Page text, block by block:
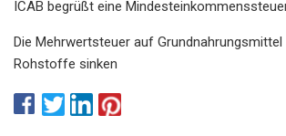
ICAB begrüßt eine
Die Mehrwertsteuer auf Grundnahrungsmittel
Rohstoffe sinken